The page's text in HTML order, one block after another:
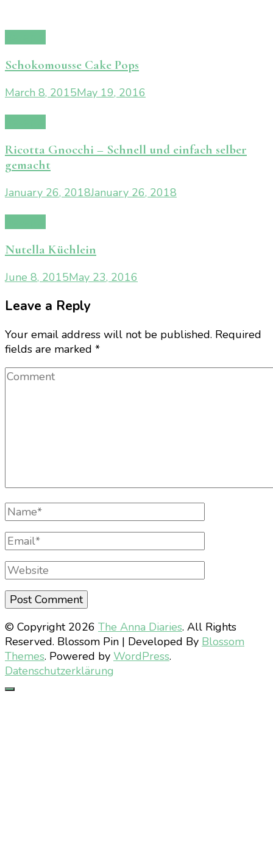
Schokomousse Cake Pops
March 8, 2015May 19, 2016
Ricotta Gnocchi – Schnell und einfach selber
gemacht
January 26, 2018January 26, 2018
Nutella Küchlein
June 8, 2015May 23, 2016
Leave a Reply
Your email address will not be published. Required
fields are marked *
Comment
Full
Name
Email
Website
© Copyright 2026 The Anna Diaries. All Rights
Reserved. Blossom Pin | Developed By Blossom
Themes. Powered by WordPress.
Datenschutzerklärung